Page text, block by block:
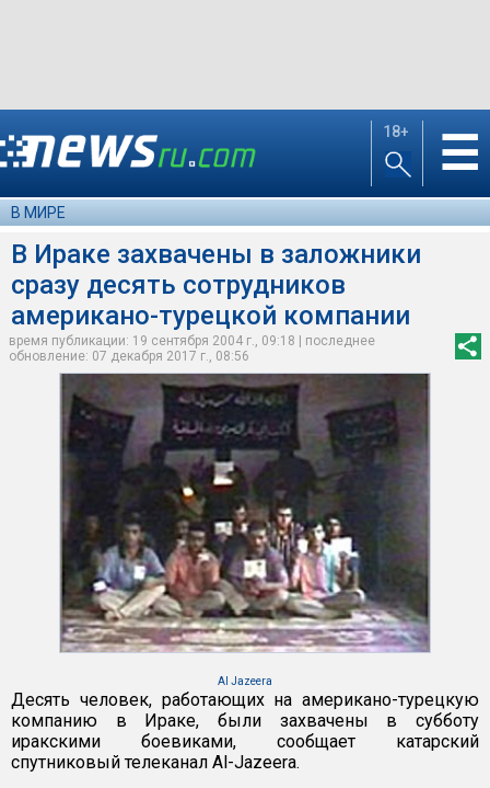
18+ ☰
В МИРЕ
В Ираке захвачены в заложники
сразу десять сотрудников
американо-турецкой компании
время публикации: 19 сентября 2004 г., 09:18 | последнее
обновление: 07 декабря 2017 г., 08:56
Al Jazeera
Десять человек, работающих на американо-турецкую
компанию в Ираке, были захвачены в субботу
иракскими боевиками, сообщает катарский
спутниковый телеканал Al-Jazeera.